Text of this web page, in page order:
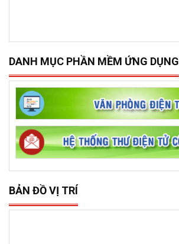
DANH MỤC PHẦN MỀM ỨNG DỤNG
BẢN ĐỒ VỊ TRÍ